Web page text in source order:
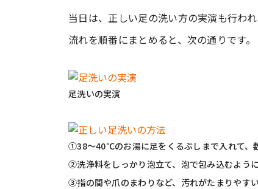
当日は、正しい足の洗い方の実演も行わ
流れを順番にまとめると、次の通りです。
足洗いの実演
①38〜40℃のお湯に足をくるぶしまで入れて、
②洗浄料をしっかり泡立て、泡で包み込むよう
③指の間や爪のまわりなど、汚れがたまりやす